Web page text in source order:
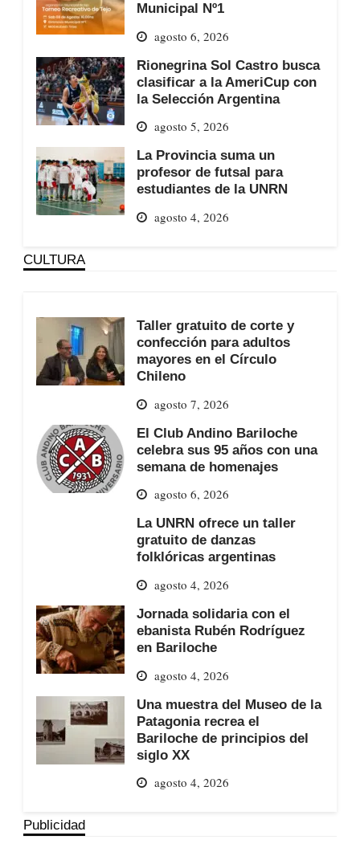
Municipal Nº1
agosto 6, 2026
Rionegrina Sol Castro busca
clasificar a la AmeriCup con
la Selección Argentina
agosto 5, 2026
La Provincia suma un
profesor de futsal para
estudiantes de la UNRN
agosto 4, 2026
CULTURA
Taller gratuito de corte y
confección para adultos
mayores en el Círculo
Chileno
agosto 7, 2026
El Club Andino Bariloche
celebra sus 95 años con una
semana de homenajes
agosto 6, 2026
La UNRN ofrece un taller
gratuito de danzas
folklóricas argentinas
agosto 4, 2026
Jornada solidaria con el
ebanista Rubén Rodríguez
en Bariloche
agosto 4, 2026
Una muestra del Museo de la
Patagonia recrea el
Bariloche de principios del
siglo XX
agosto 4, 2026
Publicidad